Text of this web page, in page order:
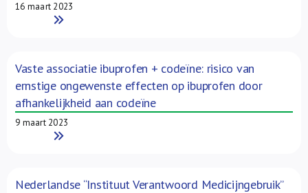
16 maart 2023
Read More
Vaste associatie ibuprofen + codeïne: risico van
ernstige ongewenste effecten op ibuprofen door
afhankelijkheid aan codeïne
9 maart 2023
Read More
Nederlandse “Instituut Verantwoord Medicijngebruik”